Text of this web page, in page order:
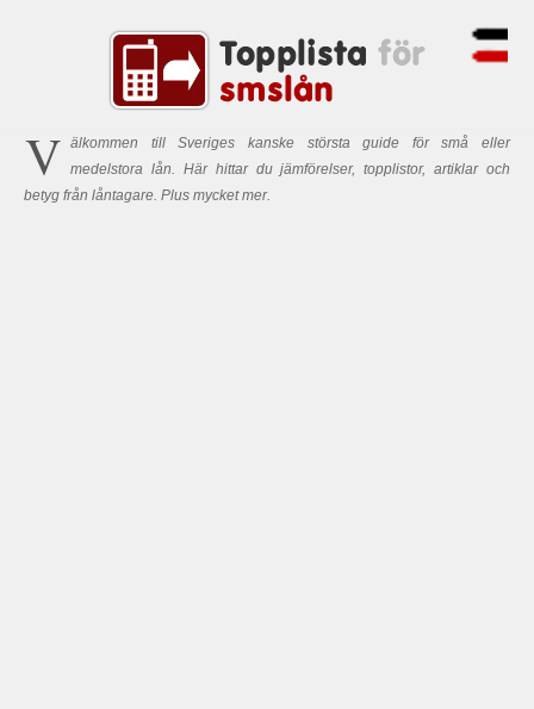
V älkommen till Sveriges kanske största guide för små eller
medelstora lån. Här hittar du jämförelser, topplistor, artiklar och
betyg från låntagare. Plus mycket mer.